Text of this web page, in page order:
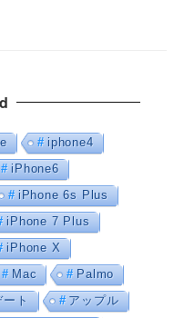
iphone4
iPhone6
iPhone 6s Plus
iPhone 7 Plus
iPhone X
Mac
Palmo
ト
アップル